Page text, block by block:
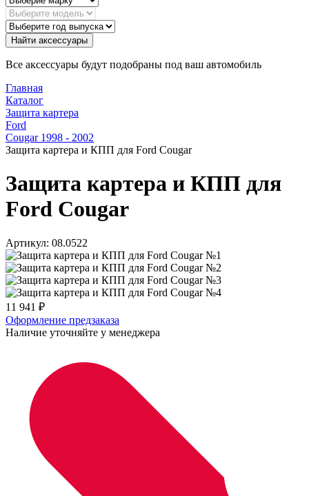
Найти аксессуары
Все аксессуары будут подобраны под ваш автомобиль
Главная
Каталог
Защита картера
Ford
Cougar 1998 - 2002
Защита картера и КПП для Ford Cougar
Защита картера и КПП для
Ford Cougar
Артикул: 08.0522
11 941 ₽
Оформление предзаказа
Наличие уточняйте у менеджера